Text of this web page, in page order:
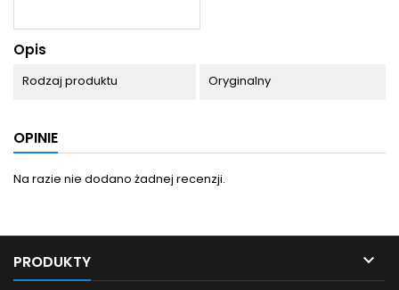
Opis
Rodzaj produktu Oryginalny
OPINIE
Na razie nie dodano żadnej recenzji.
PRODUKTY 